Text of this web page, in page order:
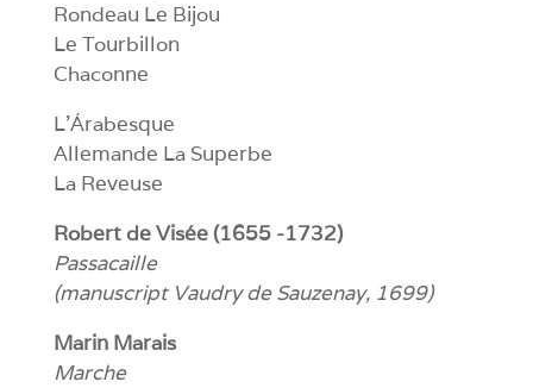
Rondeau Le Bijou
Le Tourbillon
Chaconne
L’Árabesque
Allemande La Superbe
La Reveuse
Robert de Visée (1655 -1732)
Passacaille
(manuscript Vaudry de Sauzenay, 1699)
Marin Marais
Marche